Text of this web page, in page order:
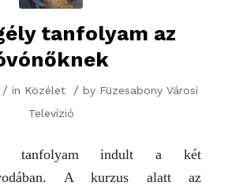
tanfolyam az
/ in Közélet / by Füzesabony Városi
Televízió
tanfolyam indult a két
A kurzus alatt az